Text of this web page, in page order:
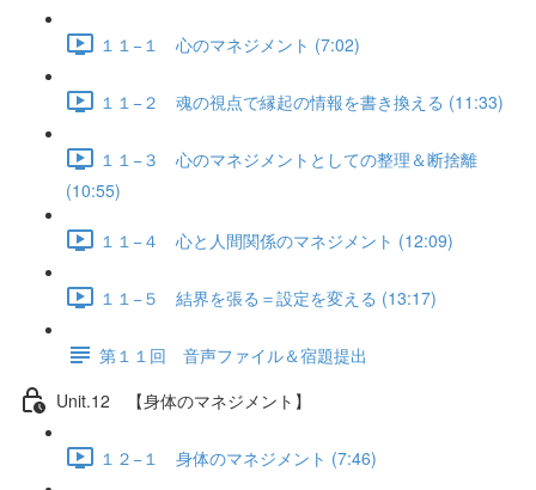
１１−１ 心のマネジメント (7:02)
１１−２ 魂の視点で縁起の情報を書き換える (11:33)
１１−３ 心のマネジメントとしての整理＆断捨離
(10:55)
１１−４ 心と人間関係のマネジメント (12:09)
１１−５ 結界を張る＝設定を変える (13:17)
第１１回 音声ファイル＆宿題提出
Unit.12 【身体のマネジメント】
１２−１ 身体のマネジメント (7:46)